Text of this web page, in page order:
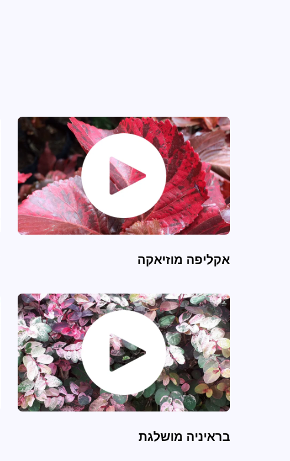
אקליפה מוזיאקה
בראיניה מושלגת